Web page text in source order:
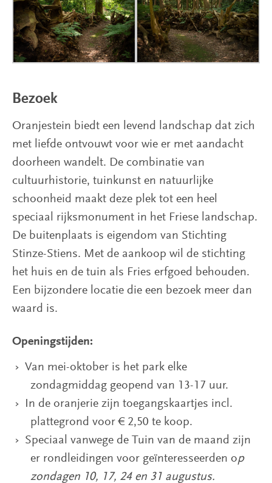
Bezoek
Oranjestein biedt een levend landschap dat zich
met liefde ontvouwt voor wie er met aandacht
doorheen wandelt. De combinatie van
cultuurhistorie, tuinkunst en natuurlijke
schoonheid maakt deze plek tot een heel
speciaal rijksmonument in het Friese landschap.
De buitenplaats is eigendom van Stichting
Stinze-Stiens. Met de aankoop wil de stichting
het huis en de tuin als Fries erfgoed behouden.
Een bijzondere locatie die een bezoek meer dan
waard is.
Openingstijden:
Van mei-oktober is het park elke
zondagmiddag geopend van 13-17 uur.
In de oranjerie zijn toegangskaartjes incl.
plattegrond voor € 2,50 te koop.
Speciaal vanwege de Tuin van de maand zijn
er rondleidingen voor geïnteresseerden op
zondagen 10, 17, 24 en 31 augustus.